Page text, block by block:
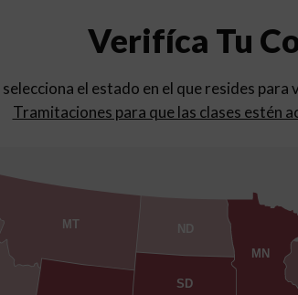
Verifíca Tu
el estado en el que resides
Tramitaciones para que las clases estén
MN
MT ND
SD